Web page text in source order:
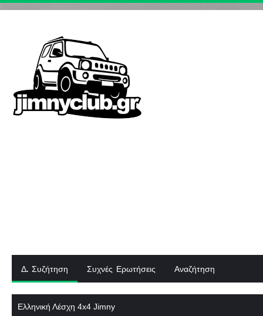
Δ. Συζήτηση Συχνές Ερωτήσεις Αναζήτηση
Ελληνική Λέσχη 4x4 Jimny